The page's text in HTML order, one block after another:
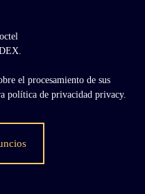
el procesamiento de sus
política de privacidad privacy.